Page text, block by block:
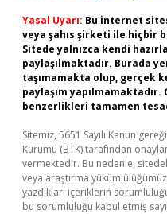
Yasal Uyarı: Bu internet
veya şahıs şirketi ile hiçbir
Sitede yalnızca kendi
paylaşılmaktadır. Burada
taşımamakta olup, gerçek
paylaşım
benzerlikleri tamamen
Sitemiz, 5651 Sayılı Kanun
Kurumu (BTK) tarafından
vermektedir. Bu nedenle,
veya araştırma
yazdıkları içeriklerin
bu sorumluluğu kabul etmiş